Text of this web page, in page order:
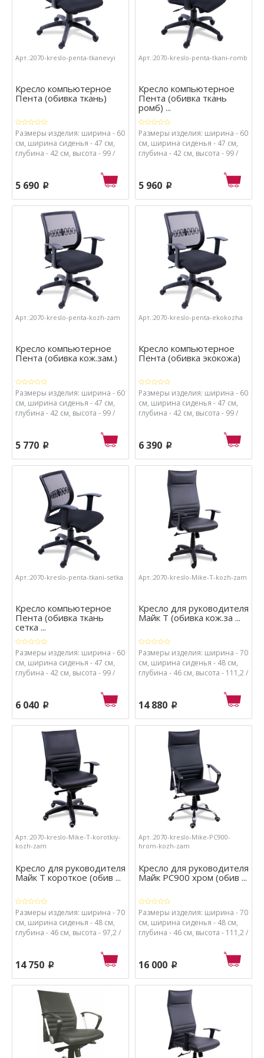
Арт.:2070-kreslo-penta-tkanevyi
Кресло компьютерное
Пента (обивка ткань)
Размеры изделия: ширина - 60
см, ширина сиденья - 47 см,
глубина - 42 см, высота - 99 /
Материалы: каркас - металл и
сиденья - ткань, набивка
сиденья - поролон высокой
плотности.
5 690 p
Арт.:2070-kreslo-penta-tkani-romb
Кресло компьютерное
Пента (обивка ткань
ромб) ...
Размеры изделия: ширина - 60
см, ширина сиденья - 47 см,
глубина - 42 см, высота - 99 /
Материалы: каркас - металл и
сиденья - ткань, набивка
сиденья - поролон высокой
плотности.
5 960 p
Арт.:2070-kreslo-penta-kozh-zam
Кресло компьютерное
Пента (обивка кож.зам.)
Размеры изделия: ширина - 60
см, ширина сиденья - 47 см,
глубина - 42 см, высота - 99 /
Материалы: каркас - металл и
сиденья - кож.зам., набивка
сиденья - поролон высокой
плотности.
5 770 p
Арт.:2070-kreslo-penta-ekokozha
Кресло компьютерное
Пента (обивка экокожа)
Размеры изделия: ширина - 60
см, ширина сиденья - 47 см,
глубина - 42 см, высота - 99 /
Материалы: каркас - металл и
сиденья - экокожа, набивка
сиденья - поролон высокой
плотности.
6 390 p
Арт.:2070-kreslo-penta-tkani-setka
Кресло компьютерное
Пента (обивка ткань
сетка ...
Размеры изделия: ширина - 60
см, ширина сиденья - 47 см,
глубина - 42 см, высота - 99 /
Материалы: каркас - металл и
сиденья - ткань, набивка
сиденья - поролон высокой
плотности.
6 040 p
Арт.:2070-kreslo-Mike-T-kozh-zam
Кресло для руководителя
Майк Т (обивка кож.за ...
Размеры изделия: ширина - 70
см, ширина сиденья - 48 см,
глубина - 46 см, высота - 111,2 /
Материалы: каркас - металл и
набивка сиденья - поролон
высокой плотности.
14 880 p
Арт.:2070-kreslo-Mike-T-korotkiy-
kozh-zam
Кресло для руководителя
Майк Т короткое (обив ...
Размеры изделия: ширина - 70
см, ширина сиденья - 48 см,
глубина - 46 см, высота - 97,2 /
Материалы: каркас - металл и
набивка сиденья - поролон
высокой плотности.
14 750 p
Арт.:2070-kreslo-Mike-PC900-
hrom-kozh-zam
Кресло для руководителя
Майк РС900 хром (обив ...
Размеры изделия: ширина - 70
см, ширина сиденья - 48 см,
глубина - 46 см, высота - 111,2 /
Материалы: каркас - металл и
набивка сиденья - поролон
высокой плотности
16 000 p